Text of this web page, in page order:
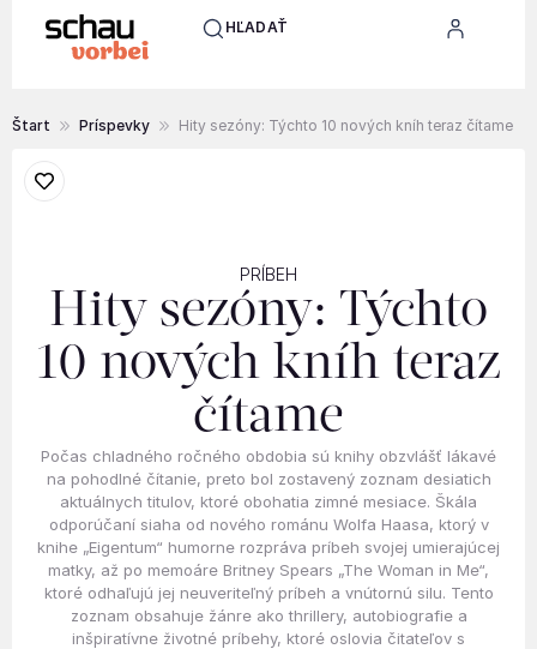
HĽADAŤ
Štart Príspevky Hity sezóny: Týchto 10 nových kníh teraz čítame
PRÍBEH
Hity sezóny: Týchto
10 nových kníh teraz
čítame
Počas chladného ročného obdobia sú knihy obzvlášť lákavé
na pohodlné čítanie, preto bol zostavený zoznam desiatich
aktuálnych titulov, ktoré obohatia zimné mesiace. Škála
odporúčaní siaha od nového románu Wolfa Haasa, ktorý v
knihe „Eigentum“ humorne rozpráva príbeh svojej umierajúcej
matky, až po memoáre Britney Spears „The Woman in Me“,
ktoré odhaľujú jej neuveriteľný príbeh a vnútornú silu. Tento
zoznam obsahuje žánre ako thrillery, autobiografie a
inšpiratívne životné príbehy, ktoré oslovia čitateľov s